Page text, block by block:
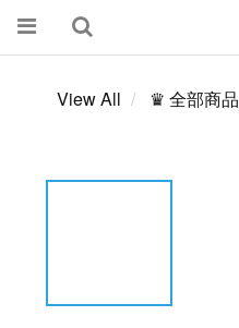
View All ♛ 全部商品